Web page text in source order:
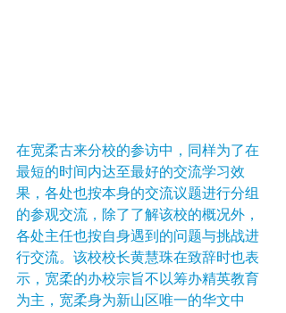
在宽柔古来分校的参访中，同样为了在
最短的时间内达至最好的交流学习效
果，各处也按本身的交流议题进行分组
的参观交流，除了了解该校的概况外，
各处主任也按自身遇到的问题与挑战进
行交流。该校校长黄慧珠在致辞时也表
示，宽柔的办校宗旨不以筹办精英教育
为主，宽柔身为新山区唯一的华文中